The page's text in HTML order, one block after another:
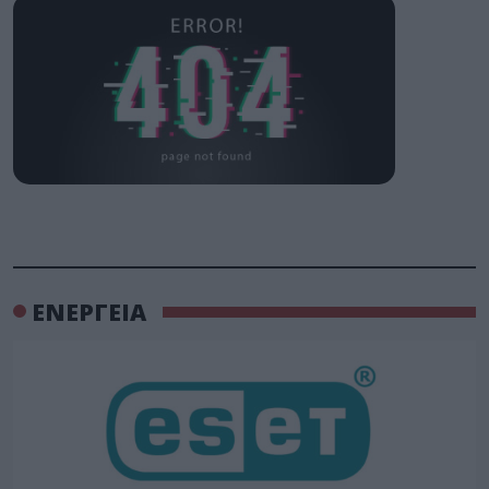
ΕΝΕΡΓΕΙΑ